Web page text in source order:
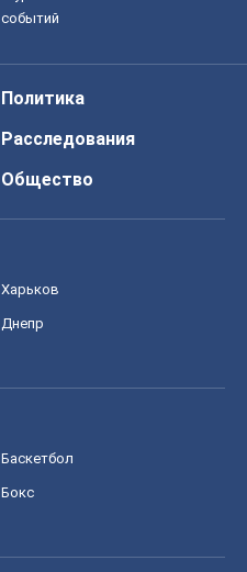
событий
Политика
Расследования
Общество
Харьков
Днепр
Баскетбол
Бокс